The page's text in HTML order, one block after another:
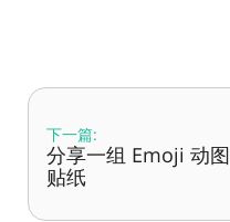
下一篇:
分享一组 Emoji 动图
贴纸